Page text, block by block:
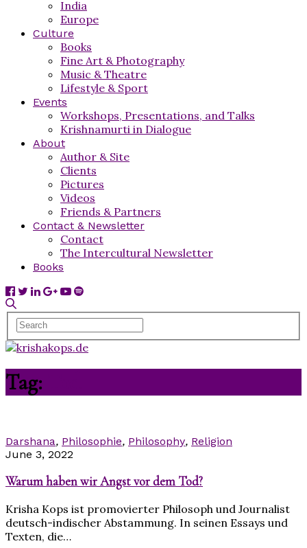
India
Europe
Culture
Books
Fine Art & Photography
Music & Theatre
Lifestyle & Sport
Events
Workshops, Presentations, and Talks
Krishnamurti in Dialogue
About
Author & Site
Clients
Pictures
Videos
Friends & Partners
Contact & Newsletter
Contact
The Intercultural Newsletter
Books
Tag:
Darshana, Philosophie, Philosophy, Religion
June 3, 2022
Warum haben wir Angst vor dem Tod?
Krisha Kops ist promovierter Philosoph und Journalist
deutsch-indischer Abstammung. In seinen Essays und
Texten, die…